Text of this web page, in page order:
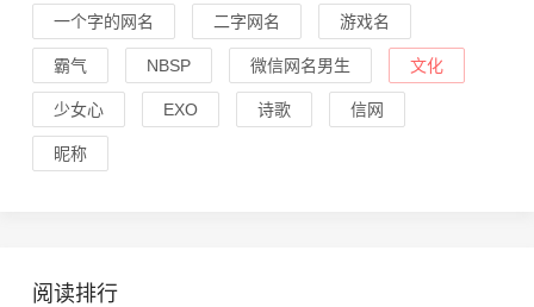
一个字的网名 二字网名 游戏名
霸气 NBSP 微信网名男生 文化
少女心 EXO 诗歌 信网
昵称
阅读排行